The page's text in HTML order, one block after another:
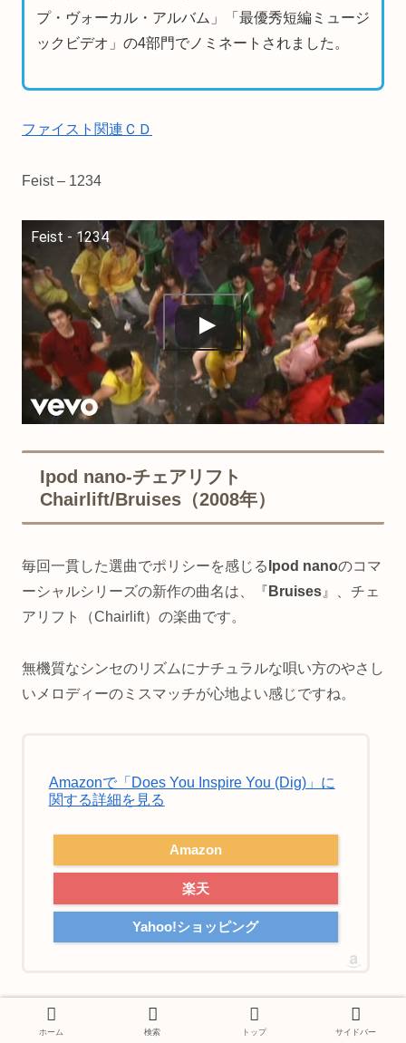
プ・ヴォーカル・アルバム」「最優秀短編ミュージ
ックビデオ」の4部門でノミネートされました。
ファイスト関連ＣＤ
Feist – 1234
Feist - 1234
Ipod nano-チェアリフト
Chairlift/Bruises（2008年）
毎回一貫した選曲でポリシーを感じる Ipod nanoのコマ
ーシャルシリーズの新作の曲名は、『 Bruises 』、チェ
アリフト（Chairlift）の楽曲です。
無機質なシンセのリズムにナチュラルな唄い方のやさし
いメロディーのミスマッチが心地よい感じですね。
Amazonで「Does You Inspire You (Dig)」に
関する詳細を見る
Amazon
楽天
Yahoo!ショッピング
チェアリフト（Chairlift）
ニューヨークを活動拠点にするキャロライン・ポラ
ホーム 検索 トップ サイドバー